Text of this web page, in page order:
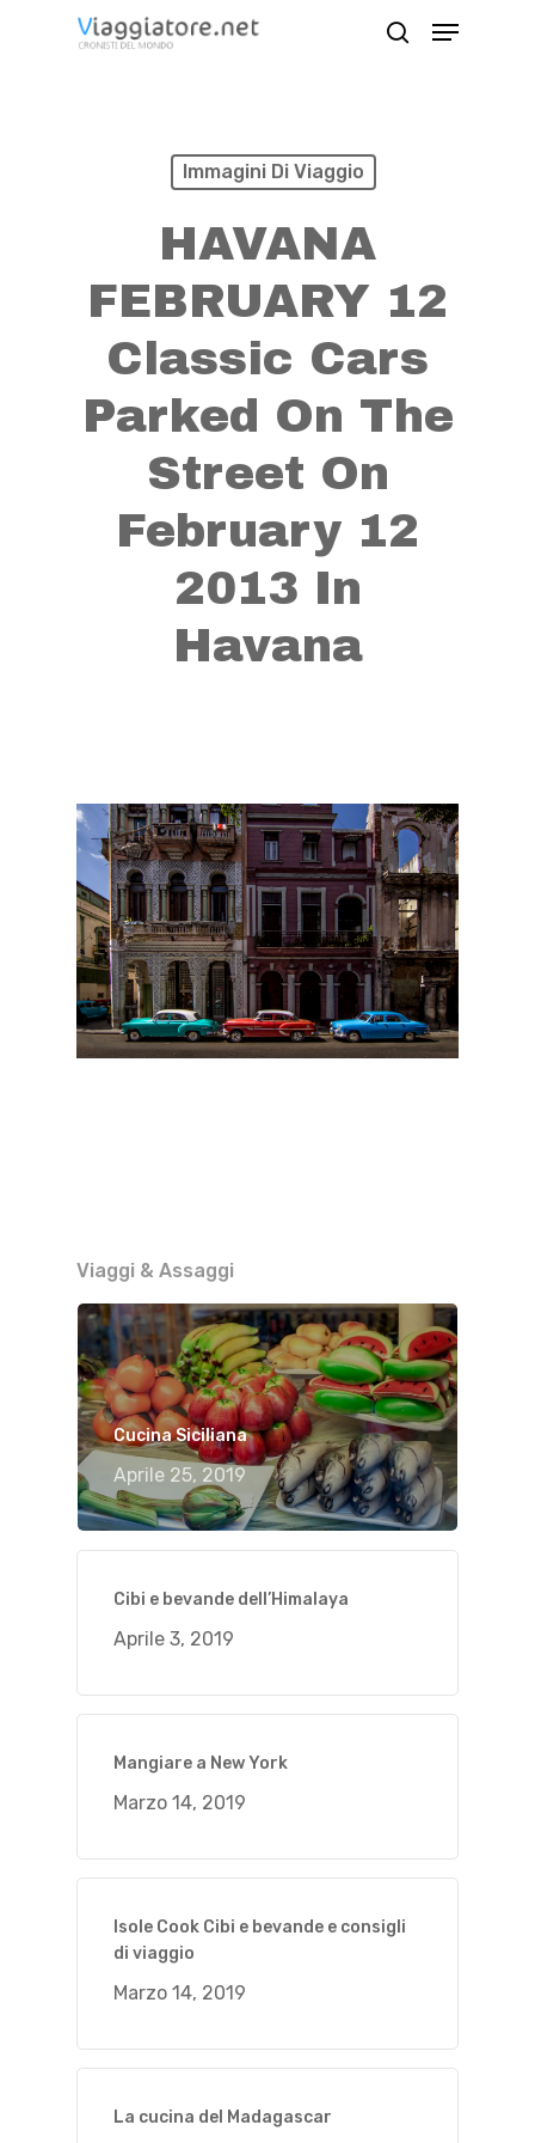
Menu
Immagini Di Viaggio
HAVANA
FEBRUARY 12
Classic Cars
Parked On The
Street On
February 12
2013 In
Havana
Viaggi & Assaggi
Cucina Siciliana
Aprile 25, 2019
Cibi e bevande dell’Himalaya
Aprile 3, 2019
Mangiare a New York
Marzo 14, 2019
Isole Cook Cibi e bevande e consigli
di viaggio
Marzo 14, 2019
La cucina del Madagascar